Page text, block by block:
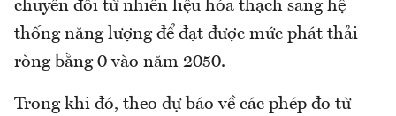
chuyển đổi từ nhiên liệu hóa thạch sang hệ
thống năng lượng để đạt được mức phát thải
ròng bằng 0 vào năm 2050.
Trong khi đó, theo dự báo về các phép đo từ